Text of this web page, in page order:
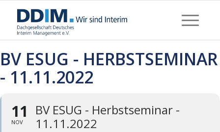
BV ESUG - HERBSTSEMINAR
- 11.11.2022
11
NOV
BV ESUG - Herbstseminar -
11.11.2022